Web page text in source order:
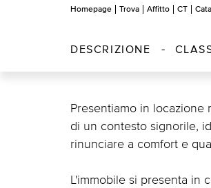
Homepage Trova Affitto CT
DESCRIZIONE
Presentiamo in
di un contesto signorile,
rinunciare a comfort e
L'immobile si presenta in